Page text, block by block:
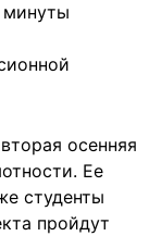
минуты
осенняя
Ее
студенты
пройдут